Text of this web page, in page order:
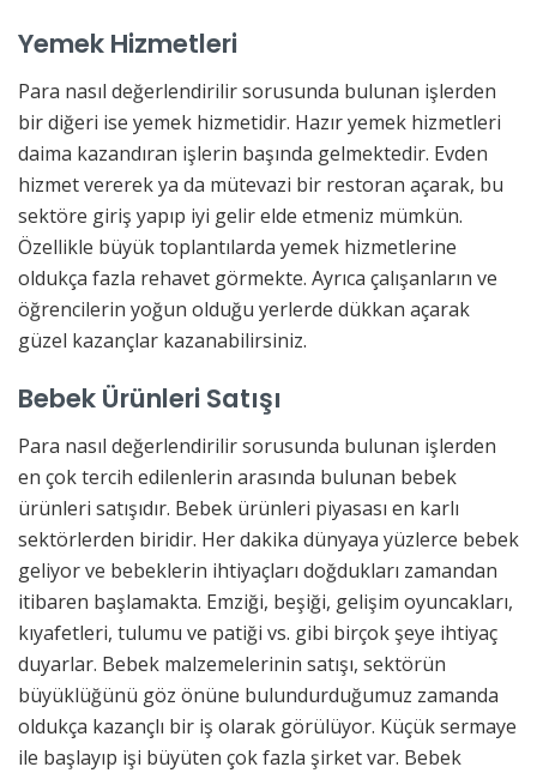
Yemek Hizmetleri
Para nasıl değerlendirilir sorusunda bulunan işlerden
bir diğeri ise yemek hizmetidir. Hazır yemek hizmetleri
daima kazandıran işlerin başında gelmektedir. Evden
hizmet vererek ya da mütevazi bir restoran açarak, bu
sektöre giriş yapıp iyi gelir elde etmeniz mümkün.
Özellikle büyük toplantılarda yemek hizmetlerine
oldukça fazla rehavet görmekte. Ayrıca çalışanların ve
öğrencilerin yoğun olduğu yerlerde dükkan açarak
güzel kazançlar kazanabilirsiniz.
Bebek Ürünleri Satışı
Para nasıl değerlendirilir sorusunda bulunan işlerden
en çok tercih edilenlerin arasında bulunan bebek
ürünleri satışıdır. Bebek ürünleri piyasası en karlı
sektörlerden biridir. Her dakika dünyaya yüzlerce bebek
geliyor ve bebeklerin ihtiyaçları doğdukları zamandan
itibaren başlamakta. Emziği, beşiği, gelişim oyuncakları,
kıyafetleri, tulumu ve patiği vs. gibi birçok şeye ihtiyaç
duyarlar. Bebek malzemelerinin satışı, sektörün
büyüklüğünü göz önüne bulundurduğumuz zamanda
oldukça kazançlı bir iş olarak görülüyor. Küçük sermaye
ile başlayıp işi büyüten çok fazla şirket var. Bebek